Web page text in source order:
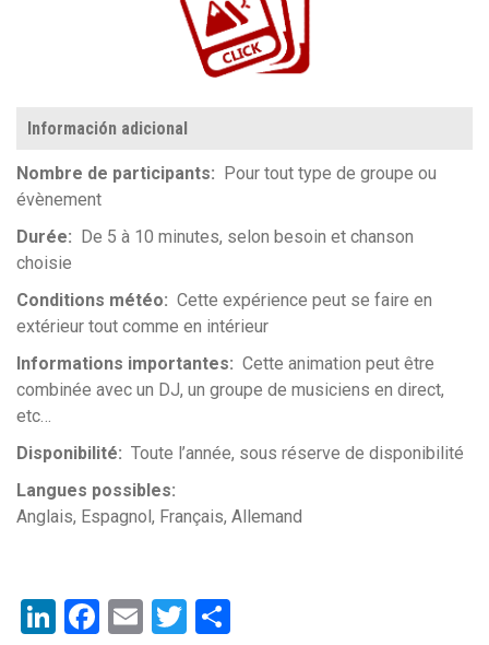
Información adicional
Nombre de participants
Pour tout type de groupe ou
évènement
Durée
De 5 à 10 minutes, selon besoin et chanson
choisie
Conditions météo
Cette expérience peut se faire en
extérieur tout comme en intérieur
Informations importantes
Cette animation peut être
combinée avec un DJ, un groupe de musiciens en direct,
etc…
Disponibilité
Toute l’année, sous réserve de disponibilité
Langues possibles
Anglais Espagnol Français Allemand
LinkedIn
Facebook
EmailTwitter